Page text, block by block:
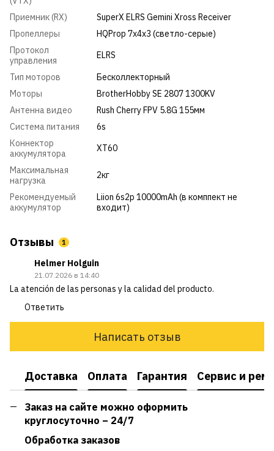
Приемник (RX)
SuperX ELRS Gemini Xross Receiver
Пропеллеры
HQProp 7x4x3 (светло-серые)
Протокол
управления
ELRS
Тип моторов
Бесколлекторный
Моторы
BrotherHobby SE 2807 1300KV
Антенна видео
Rush Cherry FPV 5.8G 155мм
Система питания
6s
Коннектор
аккумулятора
XT60
Максимальная
нагрузка
2кг
Рекомендуемый
аккумулятор
Liion 6s2p 10000mAh (в комппект не
входит)
Отзывы 1
Helmer Holguin
21.07.2026 в 14:40
La atención de las personas y la calidad del producto.
Ответить
Написать отзыв
Доставка Оплата Гарантия Сервис и
Заказ на сайте можно оформить
круглосуточно – 24/7
Обработка заказов